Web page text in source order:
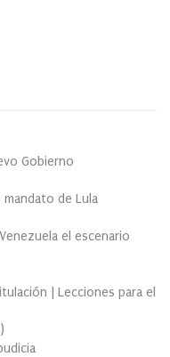
Gobierno
de Lula
el escenario
| Lecciones para el
)